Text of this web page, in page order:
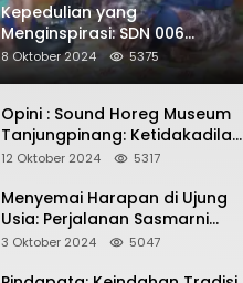
Kepedulian yang
Menginspirasi: SDN 006
Merawang Gelar Program
“Berbagi Segenggam Beras”
8 Oktober 2024 5375
Opini : Sound Horeg Museum
Tanjungpinang: Ketidakadilan
dalam Representasi
12 Oktober 2024 5317
Menyemai Harapan di Ujung
Usia: Perjalanan Sasmarni
dalam Menyentuh Hati dan
3 Oktober 2024 5047